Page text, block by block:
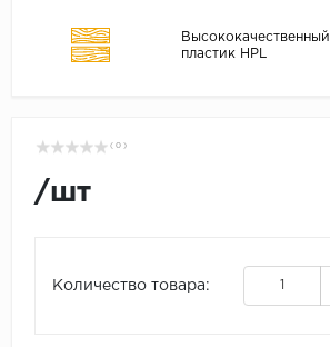
Высококачественный
пластик HPL
( 0 )
/шт
Количество товара: